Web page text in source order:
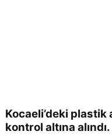
Kocaeli’deki plastik
kontrol altına alındı.